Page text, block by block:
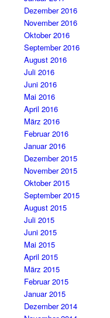
Dezember 2016
November 2016
Oktober 2016
September 2016
August 2016
Juli 2016
Juni 2016
Mai 2016
April 2016
März 2016
Februar 2016
Januar 2016
Dezember 2015
November 2015
Oktober 2015
September 2015
August 2015
Juli 2015
Juni 2015
Mai 2015
April 2015
März 2015
Februar 2015
Januar 2015
Dezember 2014